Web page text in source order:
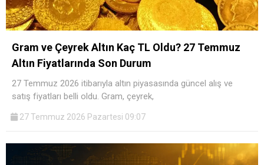
Gram ve Çeyrek Altın Kaç TL Oldu? 27 Temmuz
Altın Fiyatlarında Son Durum
27 Temmuz 2026 itibarıyla altın piyasasında güncel alış ve
satış fiyatları belli oldu. Gram, çeyrek,
27 Temmuz 2026 Pazartesi 09:07